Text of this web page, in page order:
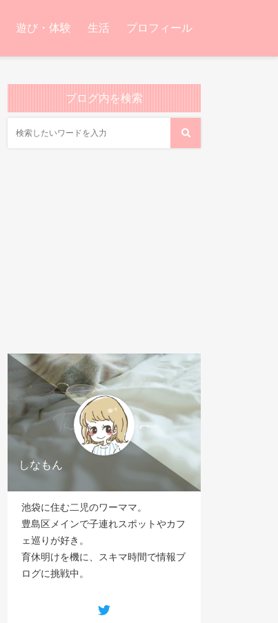
遊び・体験 生活 プロフィール
ブログ内を検索
しなもん
池袋に住む二児のワーママ。
豊島区メインで子連れスポットやカフ
ェ巡りが好き。
育休明けを機に、スキマ時間で情報ブ
ログに挑戦中。